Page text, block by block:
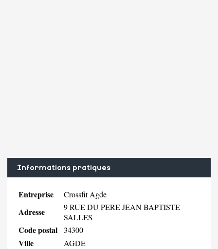
Informations pratiques
Entreprise Crossfit Agde
Adresse
9 RUE DU PERE JEAN BAPTISTE
SALLES
Code postal 34300
Ville AGDE